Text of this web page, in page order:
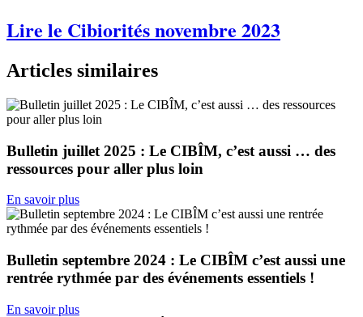
Lire le Cibiorités novembre 2023
Articles similaires
Bulletin juillet 2025 : Le CIBÎM, c’est aussi … des
ressources pour aller plus loin
En savoir plus
Bulletin septembre 2024 : Le CIBÎM c’est aussi une
rentrée rythmée par des événements essentiels !
En savoir plus